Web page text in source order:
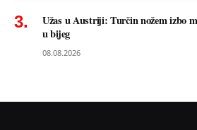
Užas u Austriji: Turčin nožem izbo
u bijeg
08.08.2026